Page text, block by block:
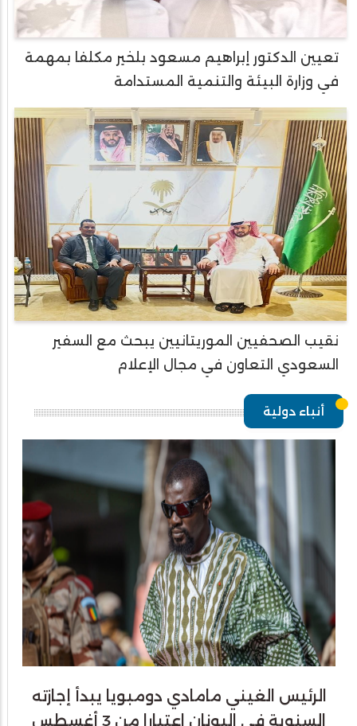
تعيين الدكتور إبراهيم مسعود بلخير مكلفا بمهمة
في وزارة البيئة والتنمية المستدامة
نقيب الصحفيين الموريتانيين يبحث مع السفير
السعودي التعاون في مجال الإعلام
أنباء دولية
الرئيس الغيني مامادي دومبويا يبدأ إجازته
السنوية في اليونان اعتبارا من 3 أغسطس